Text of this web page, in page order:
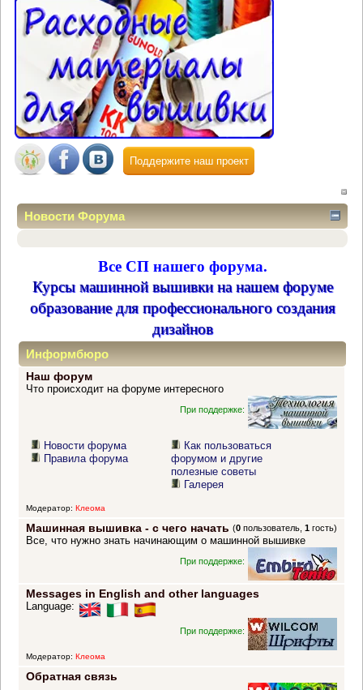
Поддержите наш проект
Новости Форума
Все СП нашего форума.
Курсы машинной вышивки на нашем форуме
образование для профессионального создания
дизайнов
Информбюро
Наш форум
Что происходит на форуме интересного
При поддержке:
Новости форума
Правила форума
Как пользоваться
форумом и другие
полезные советы
Галерея
Модератор: Клеома
Машинная вышивка - с чего начать (0 пользователь,1 гость)
Все, что нужно знать начинающим о машинной вышивке
При поддержке:
Messages in English and other languages
Language:
При поддержке:
Модератор: Клеома
Обратная связь